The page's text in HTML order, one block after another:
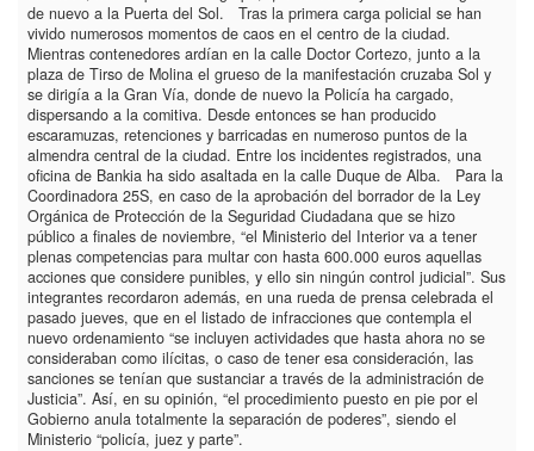
de nuevo a la Puerta del Sol. Tras la primera carga policial se han
vivido numerosos momentos de caos en el centro de la ciudad.
Mientras contenedores ardían en la calle Doctor Cortezo, junto a la
plaza de Tirso de Molina el grueso de la manifestación cruzaba Sol y
se dirigía a la Gran Vía, donde de nuevo la Policía ha cargado,
dispersando a la comitiva. Desde entonces se han producido
escaramuzas, retenciones y barricadas en numeroso puntos de la
almendra central de la ciudad. Entre los incidentes registrados, una
oficina de Bankia ha sido asaltada en la calle Duque de Alba. Para la
Coordinadora 25S, en caso de la aprobación del borrador de la Ley
Orgánica de Protección de la Seguridad Ciudadana que se hizo
público a finales de noviembre, “el Ministerio del Interior va a tener
plenas competencias para multar con hasta 600.000 euros aquellas
acciones que considere punibles, y ello sin ningún control judicial”. Sus
integrantes recordaron además, en una rueda de prensa celebrada el
pasado jueves, que en el listado de infracciones que contempla el
nuevo ordenamiento “se incluyen actividades que hasta ahora no se
consideraban como ilícitas, o caso de tener esa consideración, las
sanciones se tenían que sustanciar a través de la administración de
Justicia”. Así, en su opinión, “el procedimiento puesto en pie por el
Gobierno anula totalmente la separación de poderes”, siendo el
Ministerio “policía, juez y parte”.